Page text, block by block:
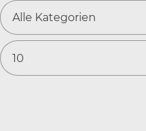
Service